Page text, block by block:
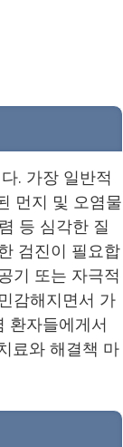
. 가장 일반적
먼지 및 오염물
등 심각한 질
검진이 필요합
기 또는 자극적
감해지면서 가
환자들에게서
료와 해결책 마